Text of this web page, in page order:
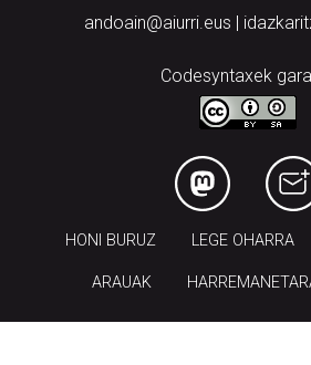
andoain@aiurri.eus |
Codesyntaxek
HONI BURUZ LEGE OHARRA
ARAUAK